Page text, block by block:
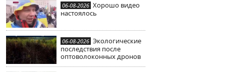
06-08-2026 Хорошо видео
настоялось
06-08-2026 Экологические
последствия после
оптоволоконных дронов